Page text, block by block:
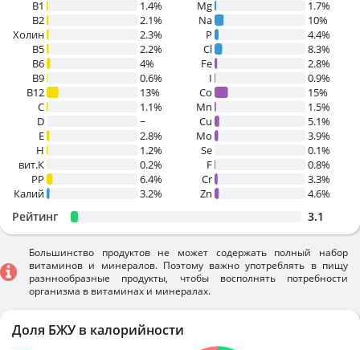
В1
1.4%
B2
2.1%
Холин
2.3%
B5
2.2%
B6
4%
B9
0.6%
B12
13%
C
1.1%
D
~
E
2.8%
H
1.2%
вит.К
0.2%
PP
6.4%
Калий
3.2%
Mg
1.7%
Na
10%
P
4.4%
Cl
8.3%
Fe
2.8%
I
0.9%
Co
15%
Mn
1.5%
Cu
5.1%
Mo
3.9%
Se
0.1%
F
0.8%
Cr
3.3%
Zn
4.6%
Рейтинг 3.1
Большинство продуктов не может содержать полный набор
витаминов и минералов. Поэтому важно употреблять в пищу
разннообразные продукты, чтобы восполнять потребности
организма в витаминах и минералах.
Доля БЖУ в калорийности